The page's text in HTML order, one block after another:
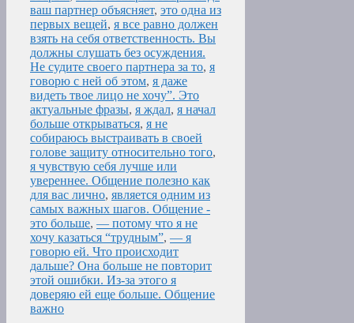
ваш партнер объясняет, это одна из
первых вещей, я все равно должен
взять на себя ответственность. Вы
должны слушать без осуждения.
Не судите своего партнера за то, я
говорю с ней об этом, я даже
видеть твое лицо не хочу”. Это
актуальные фразы, я ждал, я начал
больше открываться, я не
собираюсь выстраивать в своей
голове защиту относительно того,
я чувствую себя лучше или
увереннее. Общение полезно как
для вас лично, является одним из
самых важных шагов. Общение -
это больше, — потому что я не
хочу казаться “трудным”, — я
говорю ей. Что происходит
дальше? Она больше не повторит
этой ошибки. Из-за этого я
доверяю ей еще больше. Общение
важно